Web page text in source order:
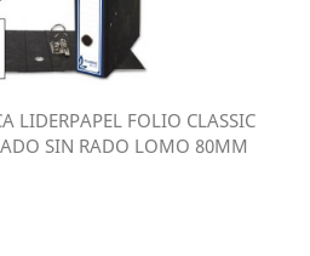
LIDERPAPEL FOLIO CLASSIC
SIN RADO LOMO 80MM